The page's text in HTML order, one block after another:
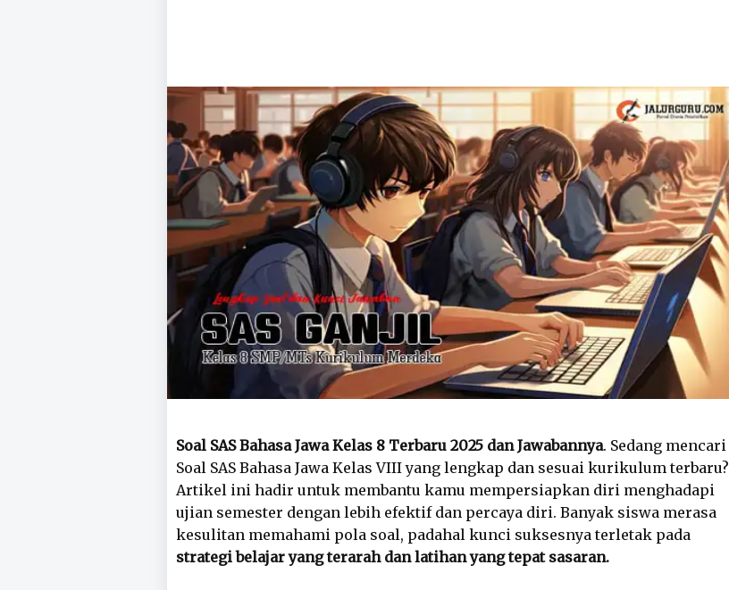
Soal SAS Bahasa Jawa Kelas 8 Terbaru 2025 dan Jawabannya. Sedang mencari
Soal SAS Bahasa Jawa Kelas VIII yang lengkap dan sesuai kurikulum terbaru?
Artikel ini hadir untuk membantu kamu mempersiapkan diri menghadapi
ujian semester dengan lebih efektif dan percaya diri. Banyak siswa merasa
kesulitan memahami pola soal, padahal kunci suksesnya terletak pada
strategi belajar yang terarah dan latihan yang tepat sasaran.